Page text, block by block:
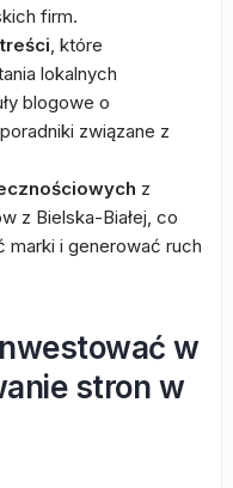
firm.
, które
lokalnych
blogowe o
związane z
z
z Bielska-Białej, co
i generować ruch
w
stron w